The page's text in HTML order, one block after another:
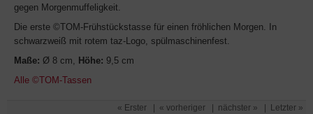
gegen Morgenmuffeligkeit.
Die erste ©TOM-Frühstückstasse für einen fröhlichen Morgen. In
schwarzweiß mit rotem taz-Logo, spülmaschinenfest.
Maße: Ø 8 cm, Höhe: 9,5 cm
Alle ©TOM-Tassen
« Erster « vorheriger nächster » Letzter »